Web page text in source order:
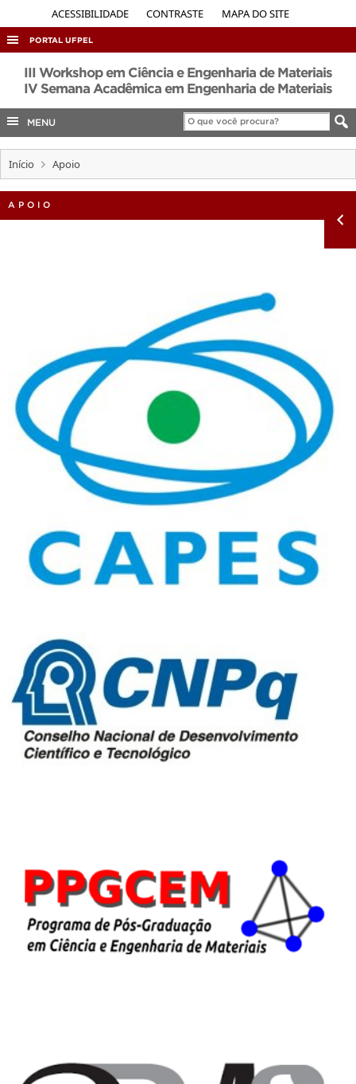
ACESSIBILIDADE CONTRASTE MAPA DO SITE
PORTAL UFPEL
ACESSO À INFORMAÇÃO
AUDITORIA
COBALTO
CONCURSOS
INTERNACIONAL
III Workshop em Ciência e Engenharia de Materiais
IV Semana Acadêmica em Engenharia de Materiais
MENU
Início Apoio
APOIO